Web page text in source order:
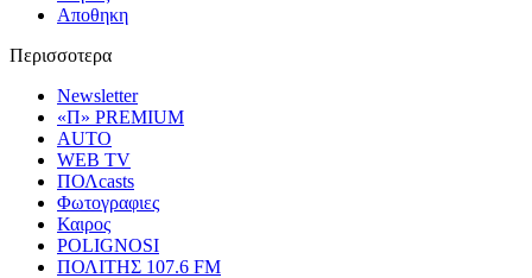
Αποθηκη
Περισσοτερα
Newsletter
«Π» PREMIUM
AUTO
WEB TV
ΠΟΛcasts
Φωτογραφιες
Καιρος
POLIGNOSI
ΠΟΛΙΤΗΣ 107.6 FM